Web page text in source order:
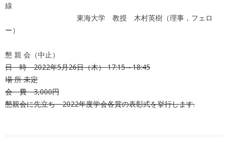
線
東海大学 教授 木村英樹（理事，フェロ
ー）
懇 親 会（中止）
日 時 2022年5月26日（木） 17:15～18:45
場 所 未定
会 費 3,000円
懇親会に先立ち 2022年度学会各賞の表彰式を挙行します.